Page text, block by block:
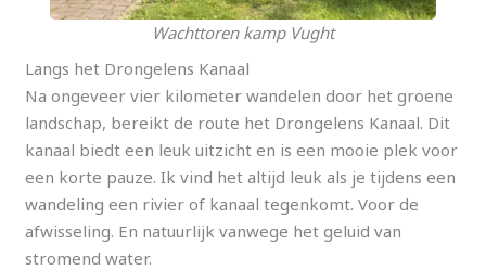
Wachttoren kamp Vught
Langs het Drongelens Kanaal
Na ongeveer vier kilometer wandelen door het groene
landschap, bereikt de route het Drongelens Kanaal. Dit
kanaal biedt een leuk uitzicht en is een mooie plek voor
een korte pauze. Ik vind het altijd leuk als je tijdens een
wandeling een rivier of kanaal tegenkomt. Voor de
afwisseling. En natuurlijk vanwege het geluid van
stromend water.